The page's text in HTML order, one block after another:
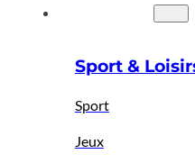
Sport &
Sport
Jeux